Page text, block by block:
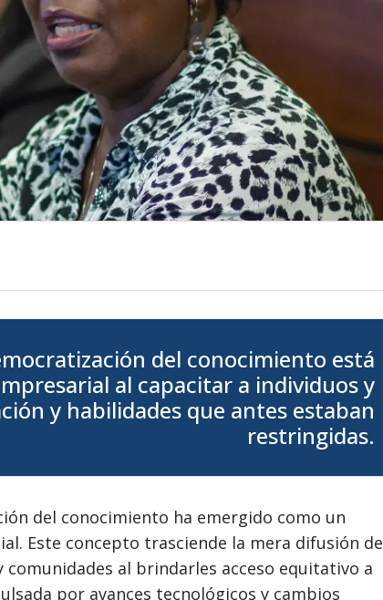
del conocimiento está
al capacitar a individuos y
y habilidades que antes estaban
restringidas.
del conocimiento ha emergido como un
Este concepto trasciende la mera difusión de
al brindarles acceso equitativo a
por avances tecnológicos y cambios